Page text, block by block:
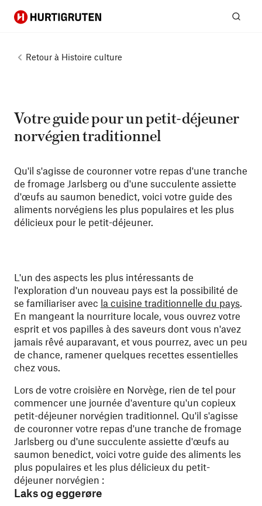
Hurtigruten
Retour à Histoire culture
Votre guide pour un petit-déjeuner
norvégien traditionnel
Qu'il s'agisse de couronner votre repas d'une tranche
de fromage Jarlsberg ou d'une succulente assiette
d'œufs au saumon benedict, voici votre guide des
aliments norvégiens les plus populaires et les plus
délicieux pour le petit-déjeuner.
L'un des aspects les plus intéressants de
l'exploration d'un nouveau pays est la possibilité de
se familiariser avec la cuisine traditionnelle du pays.
En mangeant la nourriture locale, vous ouvrez votre
esprit et vos papilles à des saveurs dont vous n'avez
jamais rêvé auparavant, et vous pourrez, avec un peu
de chance, ramener quelques recettes essentielles
chez vous.
Lors de votre croisière en Norvège, rien de tel pour
commencer une journée d'aventure qu'un copieux
petit-déjeuner norvégien traditionnel. Qu'il s'agisse
de couronner votre repas d'une tranche de fromage
Jarlsberg ou d'une succulente assiette d'œufs au
saumon benedict, voici votre guide des aliments les
plus populaires et les plus délicieux du petit-
déjeuner norvégien :
Laks og eggerøre